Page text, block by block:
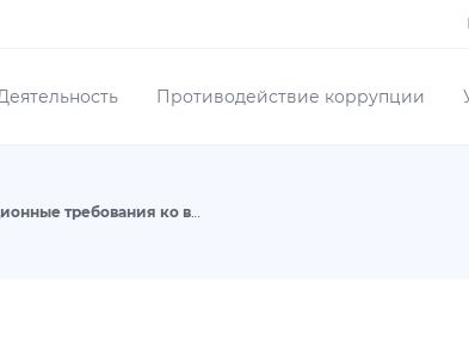
Противодействие коррупции
Общие квалификационные требования ко всем группам административных государственных гражданских должностей